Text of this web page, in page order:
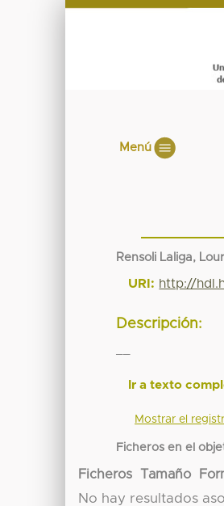
Menú
Rensoli Laliga,
URI: http://
Descripción:
Ir a texto
Mostrar el
Ficheros en el
Ficheros Tamaño
No hay resultados